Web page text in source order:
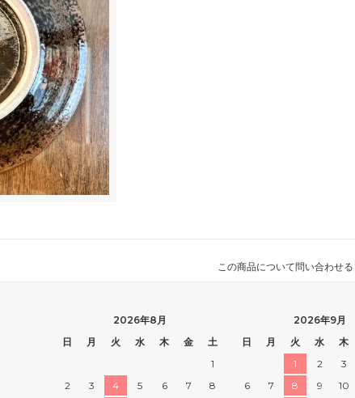
この商品について問い合わせる
2026年8月
日
月 火 水 木 金
土
1
2
3 4 5 6 7
8
2026年9月
日
月 火 水 木
1
2 3
6
7 8 9 10